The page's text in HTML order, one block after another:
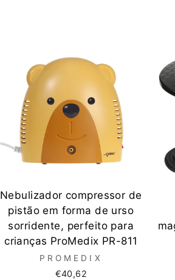
Nebulizador compressor de
pistão em forma de urso
sorridente, perfeito para
crianças ProMedix PR-811
PROMEDIX
€40,62